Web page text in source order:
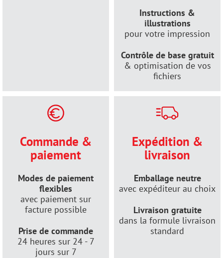
Instructions &
illustrations
pour votre impression
Contrôle de base gratuit
& optimisation de vos
fichiers
Commande &
paiement
Modes de paiement
flexibles
avec paiement sur
facture possible
Prise de commande
24 heures sur 24 - 7
jours sur 7
Expédition &
livraison
Emballage neutre
avec expéditeur au choix
Livraison gratuite
dans la formule livraison
standard